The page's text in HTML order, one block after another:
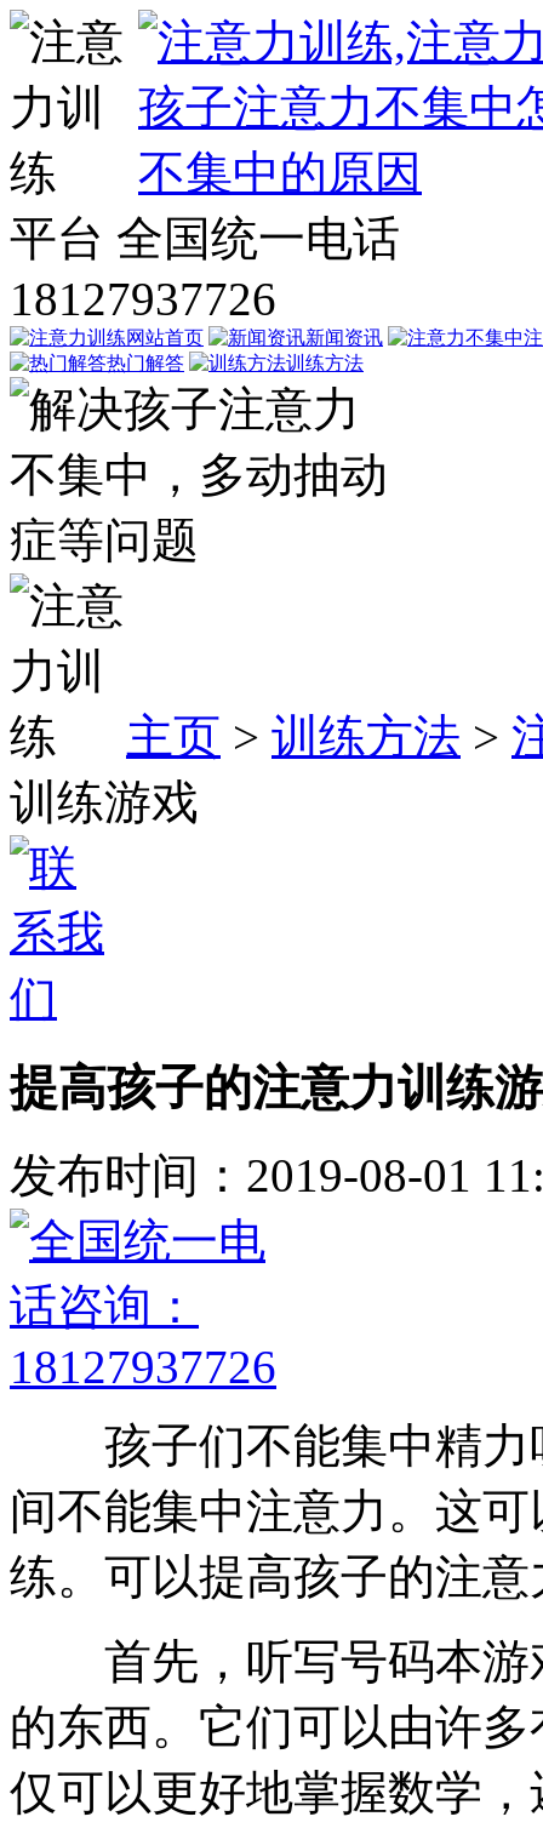
平台 全国统一电话
18127937726
网站首页 新闻资讯
热门解答
训练方法
主页 > 训练方法 >
训练游戏
提高孩子的注意力训练
发布时间：2019-08-01
孩子们不能集中精力
间不能集中注意力。这
练。可以提高孩子的注
首先，听写号码本游
的东西。它们可以由许
仅可以更好地掌握数学